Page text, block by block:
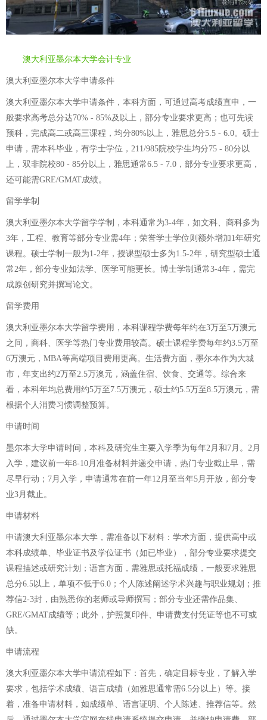
澳大利亚墨尔本大学会计专业
澳大利亚墨尔本大学申请条件
澳大利亚墨尔本大学申请条件，本科方面，可通过高考成绩直申，一
般要求高考总分达70% - 85%及以上，部分专业要求更高；也可先读
预科，完成高二或高三课程，均分80%以上，雅思总分5.5 - 6.0。硕士
申请，需本科毕业，有学士学位，211/985院校学生均分75 - 80分以
上，双非院校80 - 85分以上，雅思通常6.5 - 7.0，部分专业要求更高，
还可能需GRE/GMAT成绩。
留学学制
澳大利亚墨尔本大学留学学制，本科通常为3-4年，如文科、商科多为
3年，工程、教育等部分专业需4年；荣誉学士学位则额外增加1年研究
课程。硕士学制一般为1-2年，授课型硕士多为1.5-2年，研究型硕士通
常2年，部分专业如法学、医学可能更长。博士学制通常3-4年，需完
成原创研究并撰写论文。
留学费用
澳大利亚墨尔本大学留学费用，本科课程学费每年约在3万至5万澳元
之间，商科、医学等热门专业费用较高。硕士课程学费每年约3.5万至
6万澳元，MBA等高端项目费用更高。生活费方面，墨尔本作为大城
市，年支出约2万至2.5万澳元，涵盖住宿、饮食、交通等。综合来
看，本科年均总费用约5万至7.5万澳元，硕士约5.5万至8.5万澳元，需
根据个人消费习惯调整预算。
申请时间
墨尔本大学申请时间，本科及研究生主要入学季为每年2月和7月。2月
入学，建议前一年8-10月准备材料并递交申请，热门专业截止早，需
尽早行动；7月入学，申请通常在前一年12月至当年5月开放，部分专
业3月截止。
申请材料
申请澳大利亚墨尔本大学，需准备以下材料：学术方面，提供高中或
本科成绩单、毕业证书及学位证书（如已毕业），部分专业要求提交
课程描述或研究计划；语言方面，需雅思或托福成绩，一般要求雅思
总分6.5以上，单项不低于6.0；个人陈述阐述学术兴趣与职业规划；推
荐信2-3封，由熟悉你的老师或导师撰写；部分专业还需作品集、
GRE/GMAT成绩等；此外，护照复印件、申请费支付凭证等也不可或
缺。
申请流程
澳大利亚墨尔本大学申请流程如下：首先，确定目标专业，了解入学
要求，包括学术成绩、语言成绩（如雅思通常需6.5分以上）等。接
着，准备申请材料，如成绩单、语言证明、个人陈述、推荐信等。然